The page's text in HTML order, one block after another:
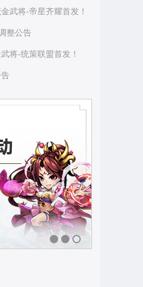
武将-帝星齐耀首发！
整公告
将-统策联盟首发！